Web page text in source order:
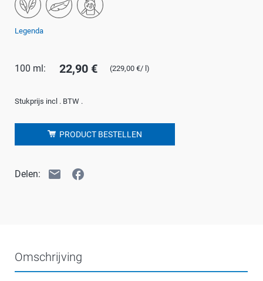
Legenda
100 ml: 22,90 € (229,00 €/ l)
Stukprijs incl . BTW .
PRODUCT BESTELLEN
Delen: email facebook
Omschrijving